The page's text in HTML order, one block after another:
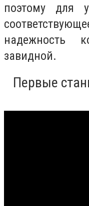
поэтому для
надежность
завидной.
Первые